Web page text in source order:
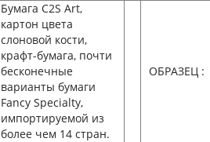
Бумага C2S Art,
картон цвета
слоновой кости,
крафт-бумага, почти
бесконечные
варианты бумаги
Fancy Specialty,
импортируемой из
более чем 14 стран.
ОБРАЗЕЦ :